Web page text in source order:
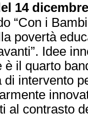
14
“Con i
povertà
Idee
è il quarto
di intervento
al contrasto